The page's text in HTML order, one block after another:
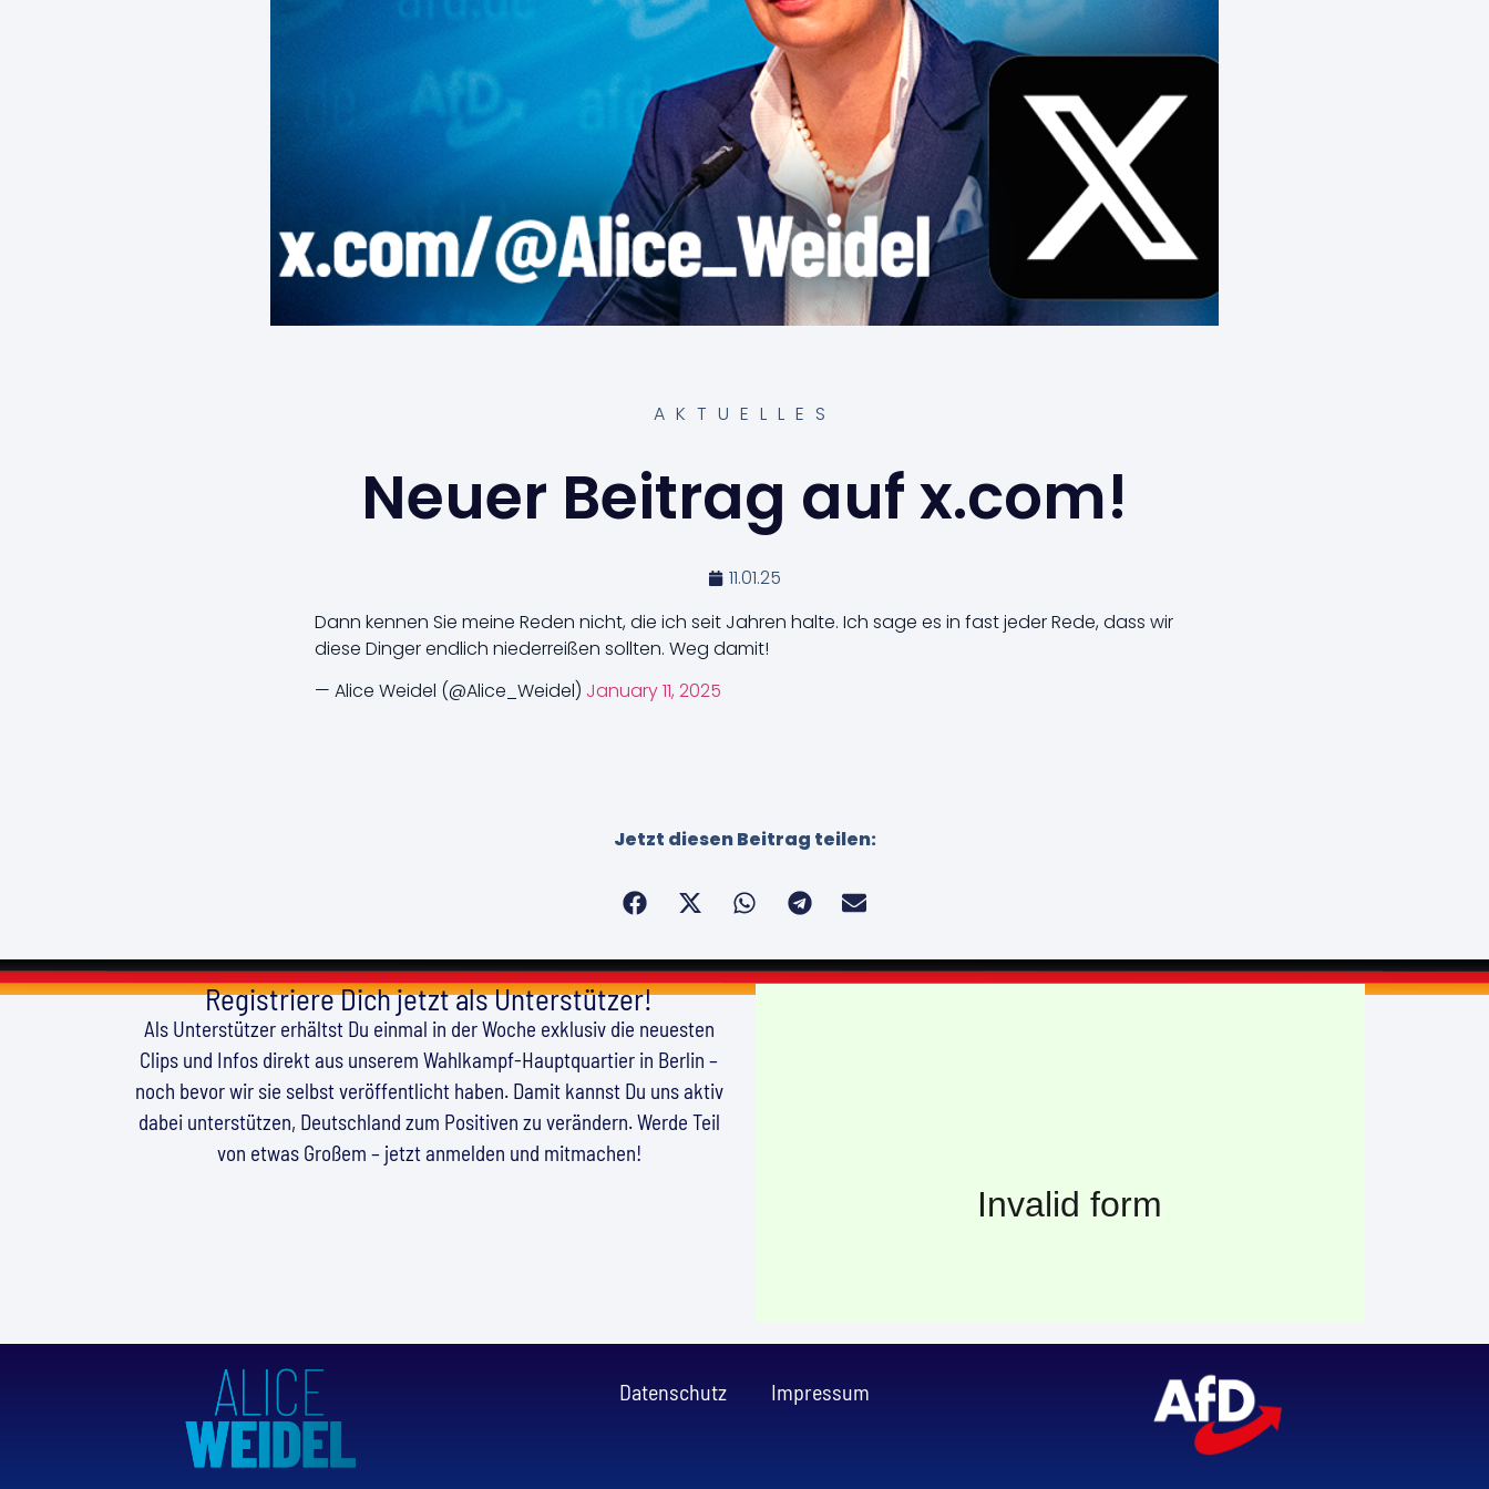
AKTUELLES
Neuer Beitrag auf x.com!
11.01.25
Dann kennen Sie meine Reden nicht, die ich seit Jahren halte. Ich sage es in fast jeder Rede, dass wir
diese Dinger endlich niederreißen sollten. Weg damit!
— Alice Weidel (@Alice_Weidel) January 11, 2025
Jetzt diesen Beitrag teilen:
Registriere Dich jetzt als Unterstützer!
Als Unterstützer erhältst Du einmal in der Woche exklusiv die neuesten
Clips und Infos direkt aus unserem Wahlkampf-Hauptquartier in Berlin –
noch bevor wir sie selbst veröffentlicht haben. Damit kannst Du uns aktiv
dabei unterstützen, Deutschland zum Positiven zu verändern. Werde Teil
von etwas Großem – jetzt anmelden und mitmachen!
Datenschutz Impressum